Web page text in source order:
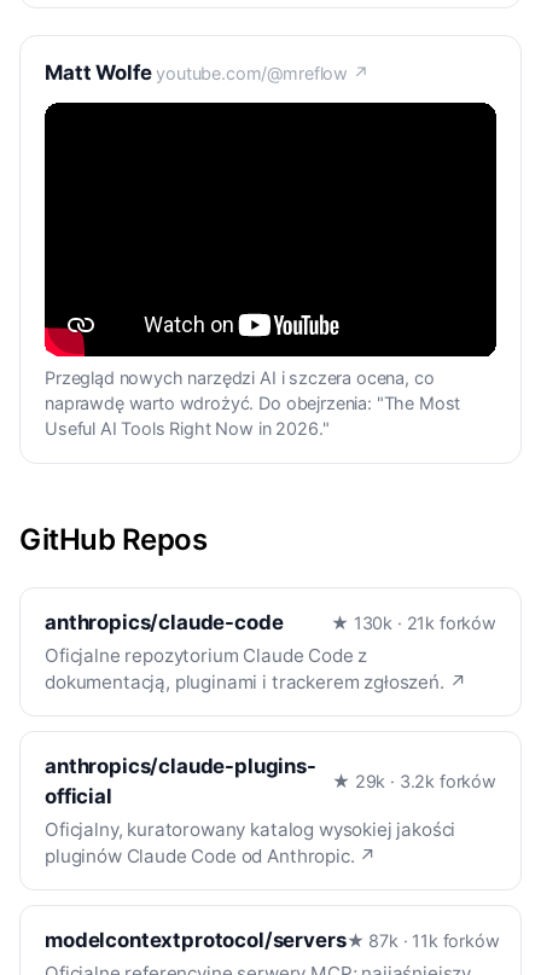
Matt Wolfeyoutube.com/@mreflow ↗
Przegląd nowych narzędzi AI i szczera ocena, co
naprawdę warto wdrożyć. Do obejrzenia: "The Most
Useful AI Tools Right Now in 2026."
GitHub Repos
anthropics/claude-code ★ 130k · 21k forków
Oficjalne repozytorium Claude Code z
dokumentacją, pluginami i trackerem zgłoszeń. ↗
anthropics/claude-plugins-
official
★ 29k · 3.2k forków
Oficjalny, kuratorowany katalog wysokiej jakości
pluginów Claude Code od Anthropic. ↗
modelcontextprotocol/servers★ 87k · 11k forków